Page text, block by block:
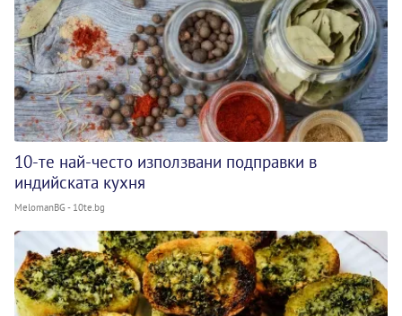
10-те най-често използвани подправки в
индийската кухня
MelomanBG - 10te.bg